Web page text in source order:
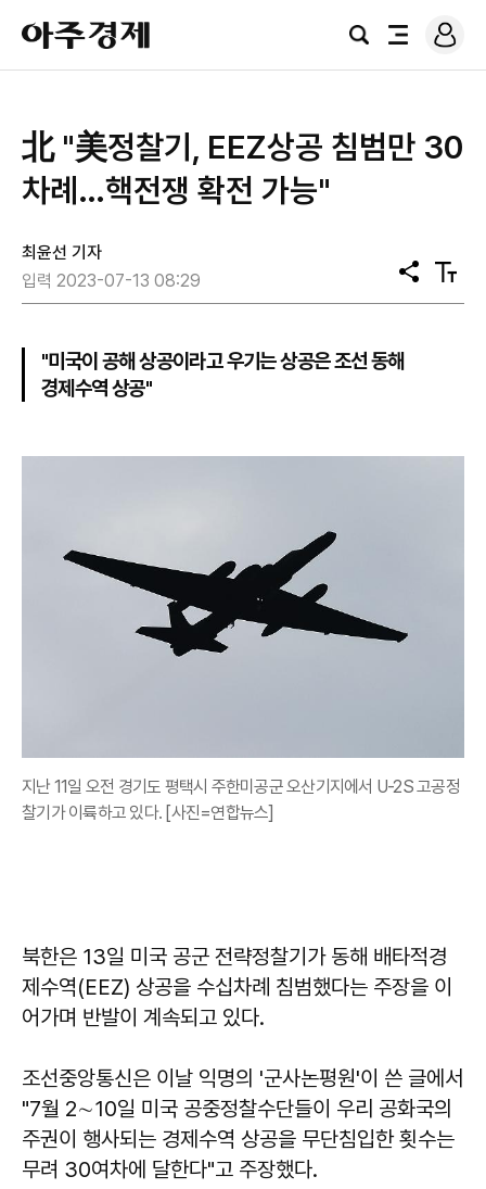
아
주
경
검
전
로
그
北 "美정찰기, EEZ상공 침범만 30
차례…핵전쟁 확전 가능"
최윤선 기자
입력 2023-07-13 08:29
공
유
텍
스
"미국이 공해 상공이라고 우기는 상공은 조선 동해
경제수역 상공"
지난 11일 오전 경기도 평택시 주한미공군 오산기지에서 U-2S 고공정
찰기가 이륙하고 있다. [사진=연합뉴스]
북한은 13일 미국 공군 전략정찰기가 동해 배타적경
제수역(EEZ) 상공을 수십차례 침범했다는 주장을 이
어가며 반발이 계속되고 있다.
조선중앙통신은 이날 익명의 '군사논평원'이 쓴 글에서
"7월 2∼10일 미국 공중정찰수단들이 우리 공화국의
주권이 행사되는 경제수역 상공을 무단침입한 횟수는
무려 30여차에 달한다"고 주장했다.